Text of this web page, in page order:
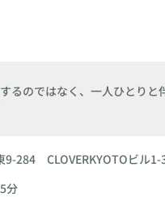
るのではなく、一人ひとり
9-284 CLOVERKYOTOビル1-
分